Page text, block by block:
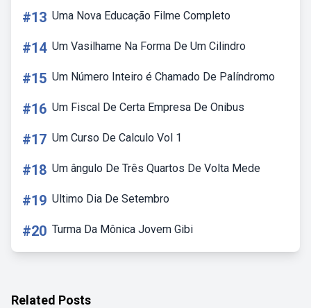
#13 Uma Nova Educação Filme Completo
#14 Um Vasilhame Na Forma De Um Cilindro
#15 Um Número Inteiro é Chamado De Palíndromo
#16 Um Fiscal De Certa Empresa De Onibus
#17 Um Curso De Calculo Vol 1
#18 Um ângulo De Três Quartos De Volta Mede
#19 Ultimo Dia De Setembro
#20 Turma Da Mônica Jovem Gibi
Related Posts